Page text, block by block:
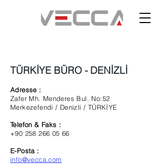
TÜRKİYE BÜRO - DENİZLİ
Adresse :
Zafer Mh. Menderes Bul. No:52
Merkezefendi / Denizli / TÜRKİYE
Telefon & Faks :
+90 258 266 05 66
E-Posta :
info@vecca.com